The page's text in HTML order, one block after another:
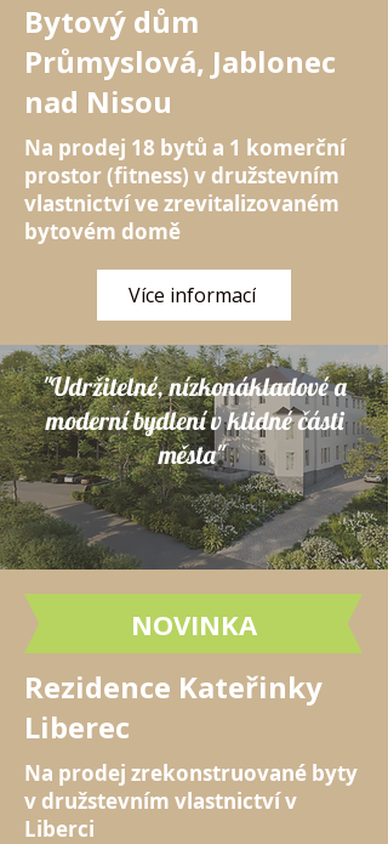
Bytový dům
Průmyslová, Jablonec
nad Nisou
Na prodej 18 bytů a 1 komerční
prostor (fitness) v družstevním
vlastnictví ve zrevitalizovaném
bytovém domě
Více informací
"Udržitelné, nízkonákladové a
moderní bydlení v klidné části
města"
NOVINKA
Rezidence Kateřinky
Liberec
Na prodej zrekonstruované byty
v družstevním vlastnictví v
Liberci